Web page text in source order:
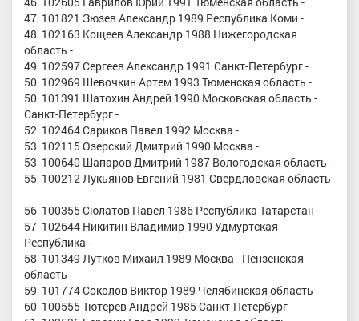
47 101821 Зюзев Александр 1989 Республика Коми -
48 102163 Кощеев Александр 1988 Нижегородская
область -
49 102597 Сергеев Александр 1991 Санкт-Петербург -
50 102969 Шевочкин Артем 1993 Тюменская область -
50 101391 Шатохин Андрей 1990 Московская область -
Санкт-Петербург -
52 102464 Сариков Павел 1992 Москва -
53 102115 Озерский Дмитрий 1990 Москва -
53 100640 Шапаров Дмитрий 1987 Вологодская область -
55 100212 Лукьянов Евгений 1981 Свердловская область
-
56 100355 Сюлатов Павел 1986 Республика Татарстан -
57 102644 Никитин Владимир 1990 Удмуртская
Республика -
58 101349 Лутков Михаил 1989 Москва - Пензенская
область -
59 101774 Соколов Виктор 1989 Челябинская область -
60 100555 Тютерев Андрей 1985 Санкт-Петербург -